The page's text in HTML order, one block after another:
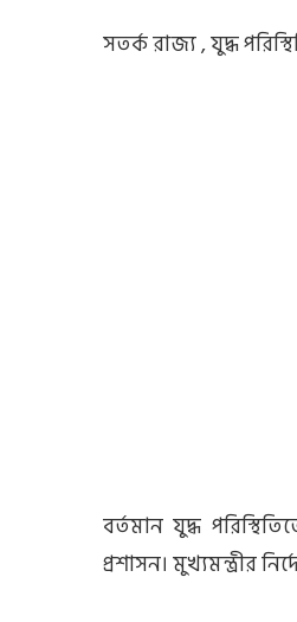
সতর্ক রাজ্য , যুদ্ধ
বর্তমান যুদ্ধ
প্রশাসন। মুখ্যমন্ত্রীর